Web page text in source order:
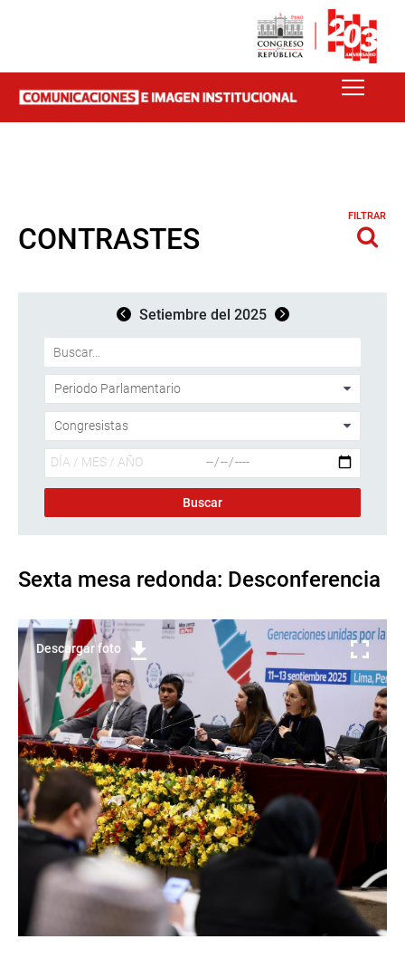
CONTRASTES
FILTRAR
Setiembre del 2025
Sexta mesa redonda: Desconferencia
Descargar foto